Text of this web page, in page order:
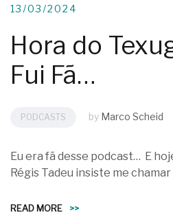
13/03/2024
Hora do
Fui Fã…
PODCASTS by Marco Scheid
Eu era fã desse podcast… E
Régis Tadeu insiste me
READ MORE >>